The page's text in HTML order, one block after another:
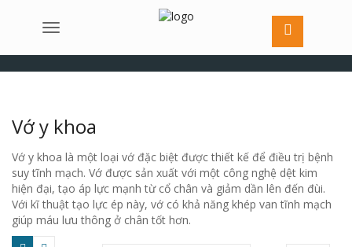
Menu
Vớ y khoa
Vớ y khoa là một loại vớ đặc biệt được thiết kế để điều trị bệnh
suy tĩnh mạch. Vớ được sản xuất với một công nghệ dệt kim
hiện đại, tạo áp lực mạnh từ cổ chân và giảm dần lên đến đùi.
Với kĩ thuật tạo lực ép này, vớ có khả năng khép van tĩnh mạch
giúp máu lưu thông ở chân tốt hơn.